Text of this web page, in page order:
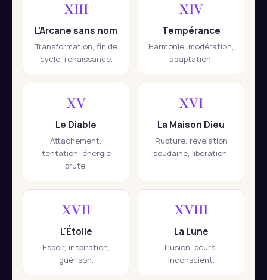
XIII
L'Arcane sans nom
Transformation, fin de
cycle, renaissance.
XIV
Tempérance
Harmonie, modération,
adaptation.
XV
Le Diable
Attachement,
tentation, énergie
brute.
XVI
La Maison Dieu
Rupture, révélation
soudaine, libération.
XVII
L'Étoile
Espoir, inspiration,
guérison.
XVIII
La Lune
Illusion, peurs,
inconscient.